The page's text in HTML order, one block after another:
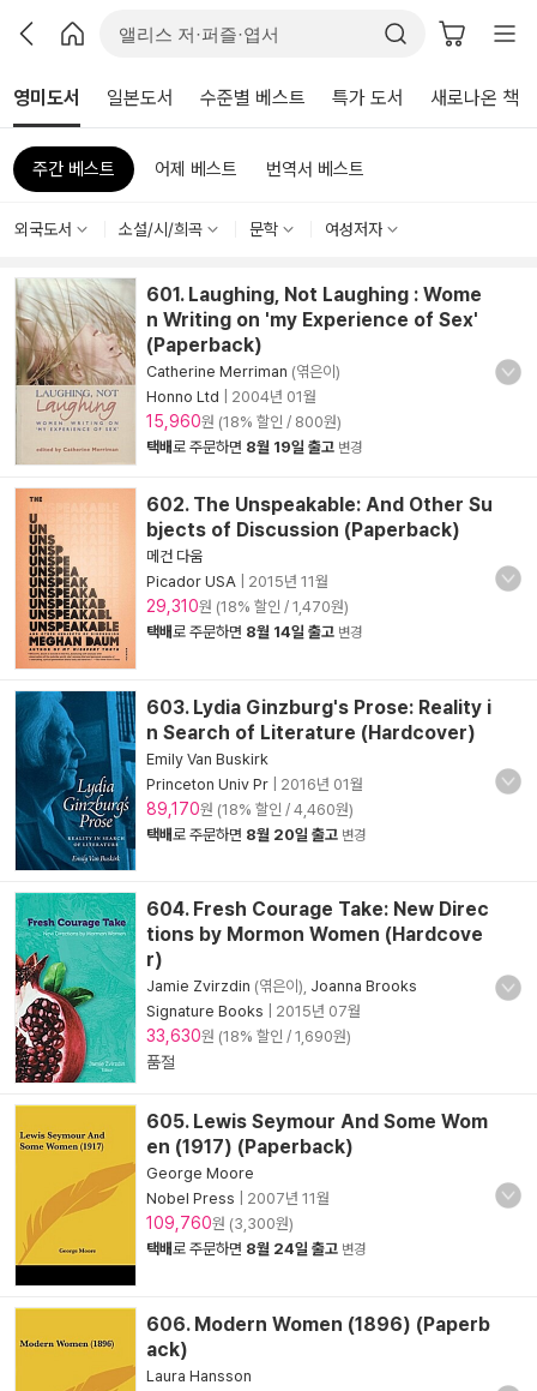
영미도서 일본도서 수준별 베스트 특가 도서 새로나온 책
주간 베스트 어제 베스트 번역서 베스트
외국도서 소설/시/희곡 문학 여성저자
601. Laughing, Not Laughing : Wome
n Writing on 'my Experience of Sex'
(Paperback)
Catherine Merriman (엮은이)
Honno Ltd
2004년 01월
15,960원 (18% 할인 / 800원)
택배로 주문하면 8월 19일 출고 변경
602. The Unspeakable: And Other Su
bjects of Discussion (Paperback)
메건 다움
Picador USA
2015년 11월
29,310원 (18% 할인 / 1,470원)
택배로 주문하면 8월 14일 출고 변경
603. Lydia Ginzburg's Prose: Reality i
n Search of Literature (Hardcover)
Emily Van Buskirk
Princeton Univ Pr
2016년 01월
89,170원 (18% 할인 / 4,460원)
택배로 주문하면 8월 20일 출고 변경
604. Fresh Courage Take: New Direc
tions by Mormon Women (Hardcove
r)
Jamie Zvirzdin (엮은이), Joanna Brooks
Signature Books
2015년 07월
33,630원 (18% 할인 / 1,690원)
품절
605. Lewis Seymour And Some Wom
en (1917) (Paperback)
George Moore
Nobel Press
2007년 11월
109,760원 (3,300원)
택배로 주문하면 8월 24일 출고 변경
606. Modern Women (1896) (Paperb
ack)
Laura Hansson